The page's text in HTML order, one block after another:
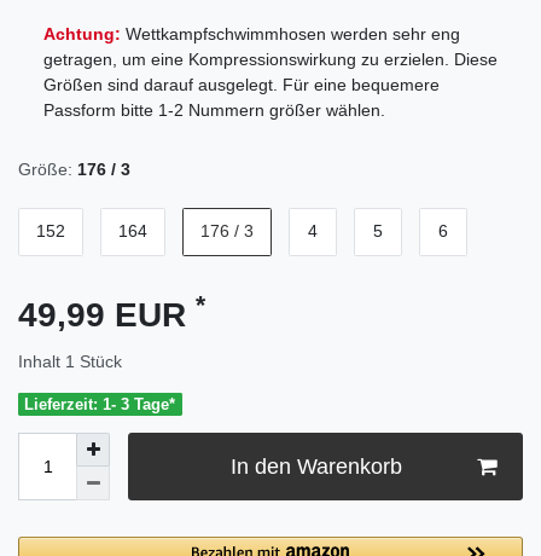
Achtung: Wettkampfschwimmhosen werden sehr eng
getragen, um eine Kompressionswirkung zu erzielen. Diese
Größen sind darauf ausgelegt. Für eine bequemere
Passform bitte 1-2 Nummern größer wählen.
Größe: 176 / 3
152 164 176 / 3 4 5 6
49,99 EUR *
Inhalt 1 Stück
Lieferzeit: 1- 3 Tage*
In den Warenkorb